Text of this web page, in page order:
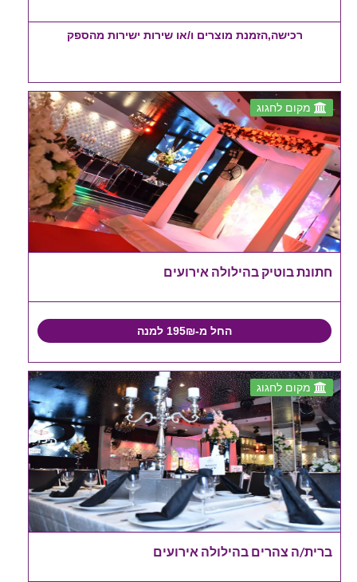
רכישה,הזמנת מוצרים ו/או שירות ישירות מהספק
מקום לחגוג
חתונת בוטיק בהילולה אירועים
החל מ-195₪ למנה
מקום לחגוג
ברית/ה צהרים בהילולה אירועים